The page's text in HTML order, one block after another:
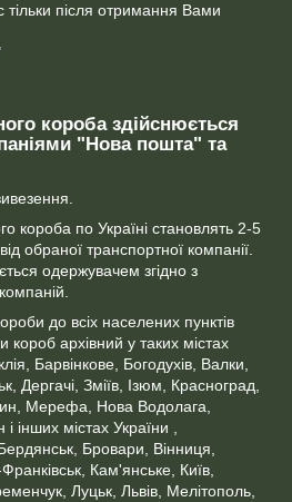
після отримання Вами
короба здійснюється
"Нова пошта" та
короба по Україні становлять 2-5
обраної транспортної компанії.
одержувачем згідно з
до всіх населених пунктів
короб архівний у таких містах
Барвінкове, Богодухів, Валки,
Дергачі, Зміїв, Ізюм, Красноград,
Мерефа, Нова Водолага,
інших містах України ,
Бровари, Вінниця,
Кам'янське, Київ,
Луцьк, Львів, Мелітополь,